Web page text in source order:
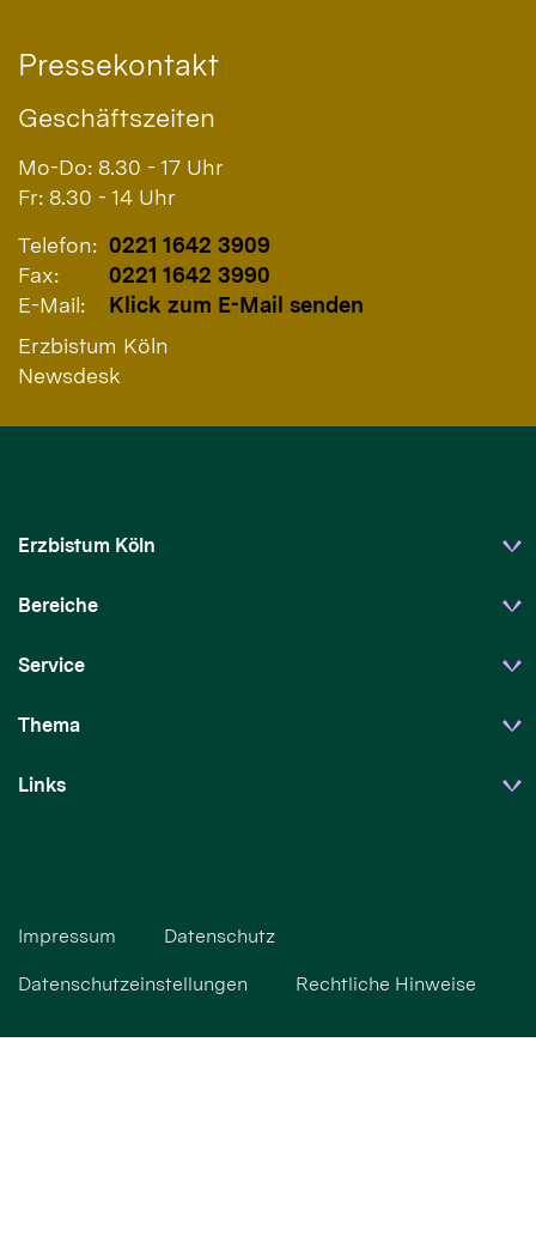
Pressekontakt
Geschäftszeiten
Mo-Do: 8.30 - 17 Uhr
Fr: 8.30 - 14 Uhr
Telefon: 0221 1642 3909
Fax:
0221 1642 3990
E-Mail:
Klick zum E-Mail senden
Erzbistum Köln
Newsdesk
Erzbistum Köln
Bereiche
Service
Thema
Links
Impressum Datenschutz
Datenschutzeinstellungen Rechtliche Hinweise